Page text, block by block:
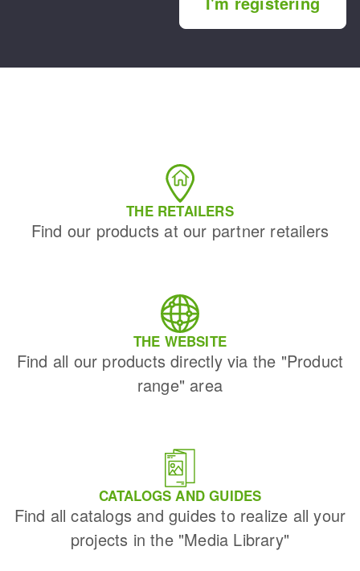
THE RETAILERS
Find our products at our partner retailers
THE WEBSITE
Find all our products directly via the "Product
range" area
CATALOGS AND GUIDES
Find all catalogs and guides to realize all your
projects in the "Media Library"